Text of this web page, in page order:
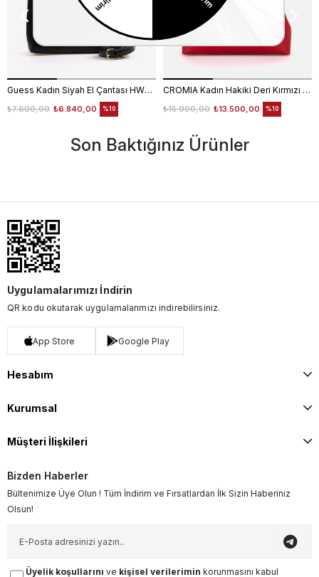
Guess Kadın Siyah El Çantası HWNG9496060
₺6.840,00
₺7.600,00 %10
CROMIA Kadın Hakiki Deri Kırmızı El Çantası
₺13.500,00
₺15.000,00 %10
Son Baktığınız Ürünler
Uygulamalarımızı İndirin
QR kodu okutarak uygulamalarımızı indirebilirsiniz.
App Store Google Play
Hesabım
Kurumsal
Müşteri İlişkileri
Bizden Haberler
Bültenimize Üye Olun ! Tüm İndirim ve Fırsatlardan İlk Sizin Haberiniz
Olsun!
Üyelik koşullarını ve kişisel verilerimin korunmasını kabul